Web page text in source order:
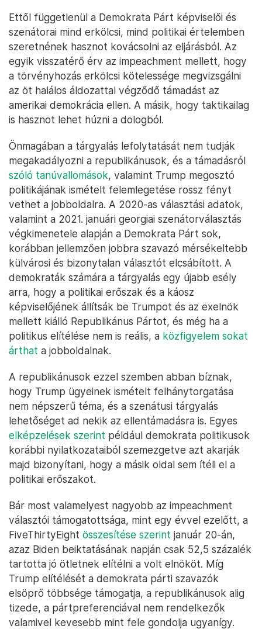
Ettől függetlenül a Demokrata Párt képviselői és
szenátorai mind erkölcsi, mind politikai értelemben
szeretnének hasznot kovácsolni az eljárásból. Az
egyik visszatérő érv az impeachment mellett, hogy
a törvényhozás erkölcsi kötelessége megvizsgálni
az öt halálos áldozattal végződő támadást az
amerikai demokrácia ellen. A másik, hogy taktikailag
is hasznot lehet húzni a dologból.
Önmagában a tárgyalás lefolytatását nem tudják
megakadályozni a republikánusok, és a támadásról
szóló tanúvallomások, valamint Trump megosztó
politikájának ismételt felemlegetése rossz fényt
vethet a jobboldalra. A 2020-as választási adatok,
valamint a 2021. januári georgiai szenátorválasztás
végkimenetele alapján a Demokrata Párt sok,
korábban jellemzően jobbra szavazó mérsékeltebb
külvárosi és bizonytalan választót elcsábított. A
demokraták számára a tárgyalás egy újabb esély
arra, hogy a politikai erőszak és a káosz
képviselőjének állítsák be Trumpot és az exelnök
mellett kiálló Republikánus Pártot, és még ha a
politikus elítélése nem is reális, a közfigyelem sokat
árthat a jobboldalnak.
A republikánusok ezzel szemben abban bíznak,
hogy Trump ügyeinek ismételt felhánytorgatása
nem népszerű téma, és a szenátusi tárgyalás
lehetőséget ad nekik az ellentámadásra is. Egyes
elképzelések szerint például demokrata politikusok
korábbi nyilatkozataiból szemezgetve azt akarják
majd bizonyítani, hogy a másik oldal sem ítéli el a
politikai erőszakot.
Bár most valamelyest nagyobb az impeachment
választói támogatottsága, mint egy évvel ezelőtt, a
FiveThirtyEight összesítése szerint január 20-án,
azaz Biden beiktatásának napján csak 52,5 százalék
tartotta jó ötletnek elítélni a volt elnököt. Míg
Trump elítélését a demokrata párti szavazók
elsöprő többsége támogatja, a republikánusok alig
tizede, a pártpreferenciával nem rendelkezők
valamivel kevesebb mint fele gondolja ugyanígy.